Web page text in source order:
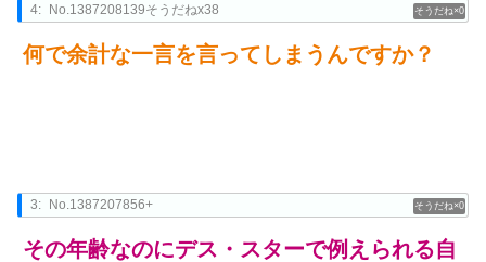
0
4: No.1387208139そうだねx38
何で余計な一言を言ってしまうんですか？
0
3: No.1387207856+
その年齢なのにデス・スターで例えられる自